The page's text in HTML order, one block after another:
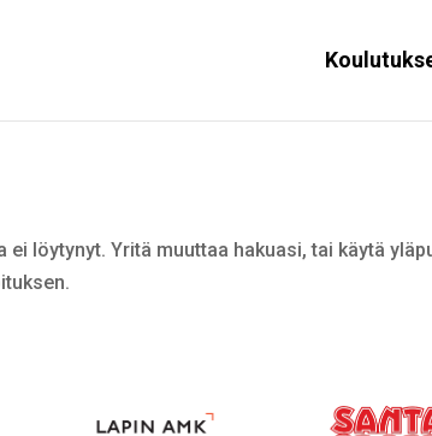
ei löytynyt. Yritä muuttaa hakuasi, tai käytä